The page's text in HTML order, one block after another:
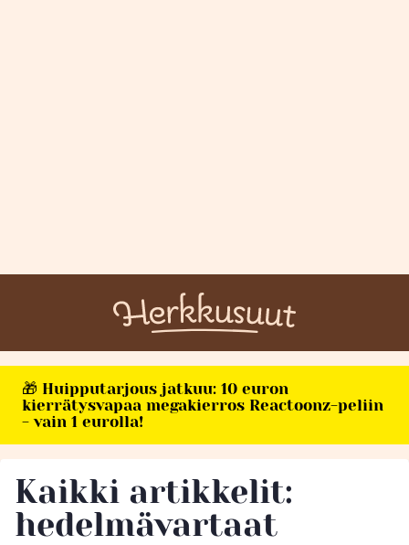
🎁 Huipputarjous jatkuu: 10 euron
kierrätysvapaa megakierros Reactoonz-peliin
- vain 1 eurolla!
Kaikki artikkelit:
hedelmävartaat